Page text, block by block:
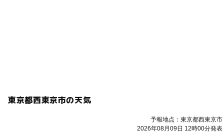
東京都西東京市の天気
予報地点：東京都西東京市
2026年08月09日 12時00分発表